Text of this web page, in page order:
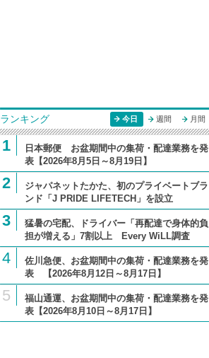
ランキング 今日 週間 月間
1
日本郵便 お盆期間中の集荷・配達業務を発
表【2026年8月5日～8月19日】
2
ジャパネットたかた、初のプライベートブラ
ンド「J PRIDE LIFETECH」を設立
3
猛暑の宅配、ドライバー「再配達で身体的負
担が増える」7割以上 Every WiLL調査
4
佐川急便、お盆期間中の集荷・配達業務を発
表 【2026年8月12日～8月17日】
5
福山通運、お盆期間中の集荷・配達業務を発
表【2026年8月10日～8月17日】